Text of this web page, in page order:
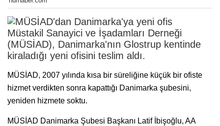
Müstakil Sanayici ve İşadamları Derneği
(MÜSİAD), Danimarka'nın Glostrup kentinde
kiraladığı yeni ofisini teslim aldı.
MÜSİAD, 2007 yılında kısa bir süreliğine küçük bir ofiste
hizmet verdikten sonra kapattığı Danimarka şubesini,
yeniden hizmete soktu.
MÜSİAD Danimarka Şubesi Başkanı Latif İbişoğlu, AA